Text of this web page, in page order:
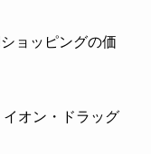
ョッピングの価
オン・ドラッグ